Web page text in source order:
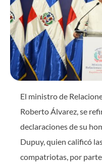
El ministro de
Roberto Álvarez, se
declaraciones de su
Dupuy, quien calificó
compatriotas, por